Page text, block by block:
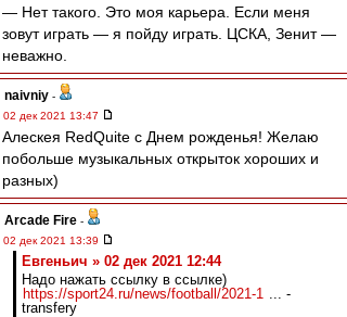
— Нет такого. Это моя карьера. Если меня
зовут играть — я пойду играть. ЦСКА, Зенит —
неважно.
naivniy -
02 дек 2021 13:47
Алескея RedQuite с Днем рожденья! Желаю
побольше музыкальных открыток хороших и
разных)
Arcade Fire -
02 дек 2021 13:39
Евгеньич » 02 дек 2021 12:44
Надо нажать ссылку в ссылке)
https://sport24.ru/news/football/2021-1 ... -
transfery